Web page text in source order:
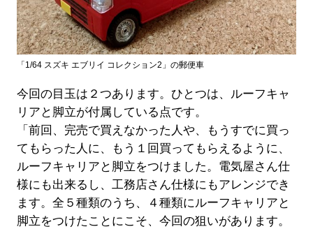
「1/64 スズキ エブリイ コレクション2」の郵便車
今回の目玉は２つあります。ひとつは、ルーフキャ
リアと脚立が付属している点です。
「前回、完売で買えなかった人や、もうすでに買っ
てもらった人に、もう１回買ってもらえるように、
ルーフキャリアと脚立をつけました。電気屋さん仕
様にも出来るし、工務店さん仕様にもアレンジでき
ます。全５種類のうち、４種類にルーフキャリアと
脚立をつけたことにこそ、今回の狙いがあります。